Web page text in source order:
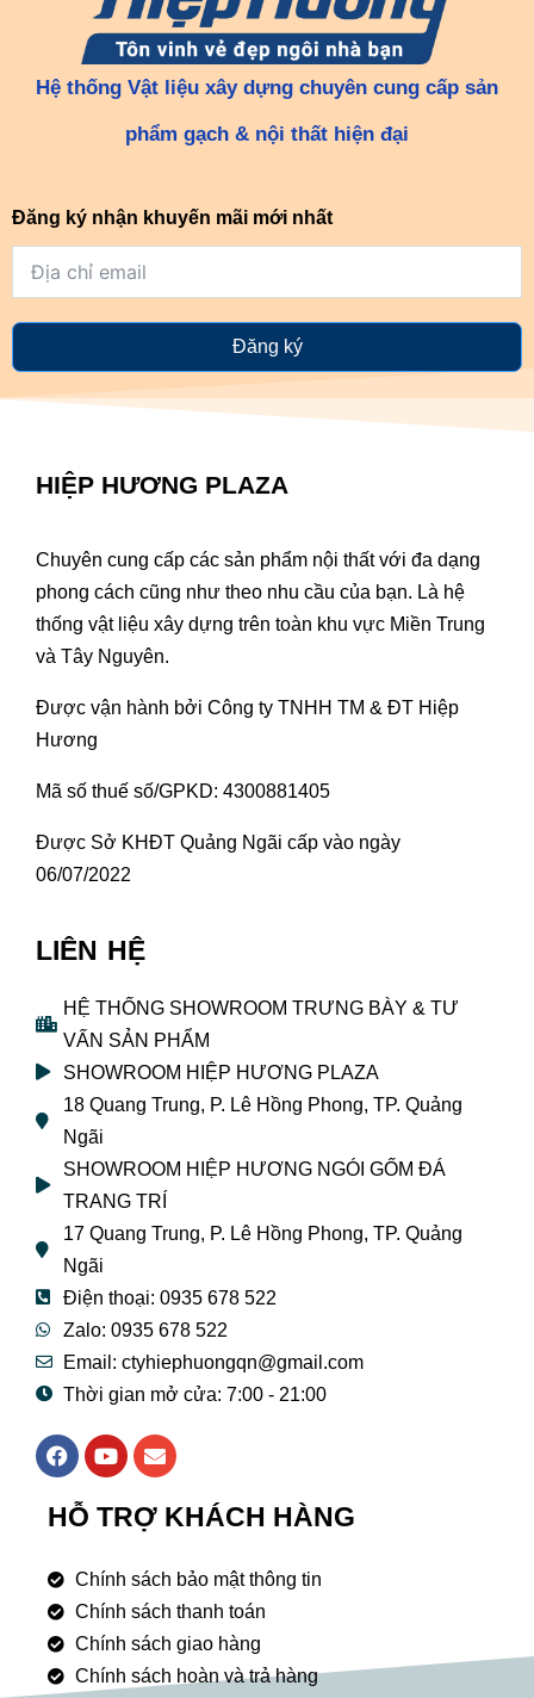
Hệ thống Vật liệu xây dựng chuyên cung cấp sản
phẩm gạch & nội thất hiện đại
Đăng ký nhận khuyến mãi mới nhất
Đăng ký
HIỆP HƯƠNG PLAZA
Chuyên cung cấp các sản phẩm nội thất với đa dạng
phong cách cũng như theo nhu cầu của bạn. Là hệ
thống vật liệu xây dựng trên toàn khu vực Miền Trung
và Tây Nguyên.
Được vận hành bởi Công ty TNHH TM & ĐT Hiệp
Hương
Mã số thuế số/GPKD: 4300881405
Được Sở KHĐT Quảng Ngãi cấp vào ngày
06/07/2022
LIÊN HỆ
HỆ THỐNG SHOWROOM TRƯNG BÀY & TƯ
VẤN SẢN PHẨM
SHOWROOM HIỆP HƯƠNG PLAZA
18 Quang Trung, P. Lê Hồng Phong, TP. Quảng
Ngãi
SHOWROOM HIỆP HƯƠNG NGÓI GỐM ĐÁ
TRANG TRÍ
17 Quang Trung, P. Lê Hồng Phong, TP. Quảng
Ngãi
Điện thoại: 0935 678 522
Zalo: 0935 678 522
Email: ctyhiephuongqn@gmail.com
Thời gian mở cửa: 7:00 - 21:00
F
a
e
b
o
k
Y
o
t
u
e
E
n
e
l
p
e
HỖ TRỢ KHÁCH HÀNG
Chính sách bảo mật thông tin
Chính sách thanh toán
Chính sách giao hàng
Chính sách hoàn và trả hàng